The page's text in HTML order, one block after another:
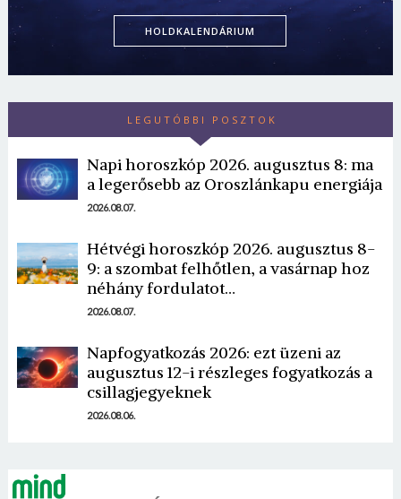
HOLDKALENDÁRIUM
LEGUTÓBBI POSZTOK
Napi horoszkóp 2026. augusztus 8: ma
a legerősebb az Oroszlánkapu energiája
2026.08.07.
Hétvégi horoszkóp 2026. augusztus 8-
9: a szombat felhőtlen, a vasárnap hoz
néhány fordulatot…
2026.08.07.
Napfogyatkozás 2026: ezt üzeni az
augusztus 12-i részleges fogyatkozás a
csillagjegyeknek
2026.08.06.